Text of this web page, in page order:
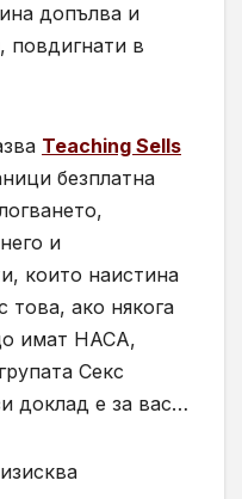
допълва и
повдигнати в
Teaching Sells
безплатна
и
които наистина
ако някога
имат НАСА,
Секс
доклад е за вас…